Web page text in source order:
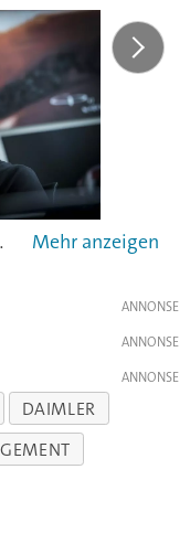
Mercedes auf Kurs.
DAIMLER